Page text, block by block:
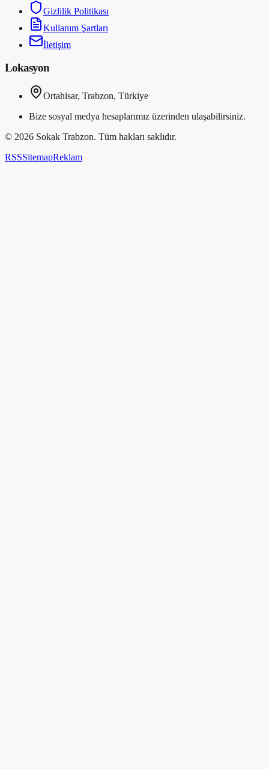
Gizlilik Politikası
Kullanım Şartları
İletişim
Lokasyon
Ortahisar, Trabzon, Türkiye
Bize sosyal medya hesaplarımız üzerinden ulaşabilirsiniz.
© 2026 Sokak Trabzon. Tüm hakları saklıdır.
RSSSitemapReklam